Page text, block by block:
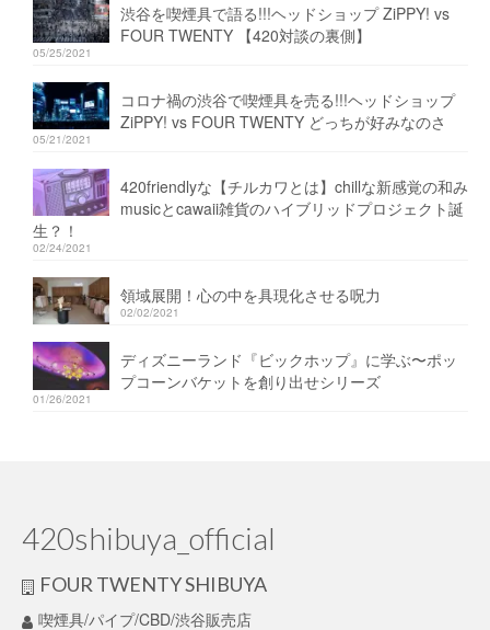
渋谷を喫煙具で語る!!!ヘッドショップ ZiPPY! vs
FOUR TWENTY 【420対談の裏側】
05/25/2021
コロナ禍の渋谷で喫煙具を売る!!!ヘッドショップ
ZiPPY! vs FOUR TWENTY どっちが好みなのさ
05/21/2021
420friendlyな【チルカワとは】chillな新感覚の和み
musicとcawaii雑貨のハイブリッドプロジェクト誕
生？！
02/24/2021
領域展開！心の中を具現化させる呪力
02/02/2021
ディズニーランド『ビックホップ』に学ぶ〜ポッ
プコーンバケットを創り出せシリーズ
01/26/2021
420shibuya_official
FOUR TWENTY SHIBUYA
喫煙具/パイプ/CBD/渋谷販売店